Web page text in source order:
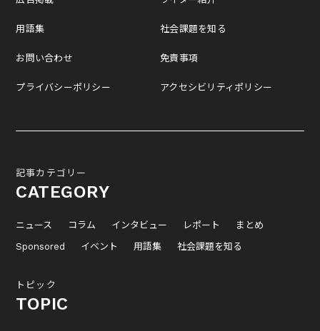
用語集
お問い合わせ
プライバシーポリシー
社会課題を知る
免責事項
アクセシビリティポリシー
記事カテゴリー
CATEGORY
ニュース コラム インタビュー レポート
まとめ
Sponsored
イベント 用語集 社会課題を知る
トピック
TOPIC